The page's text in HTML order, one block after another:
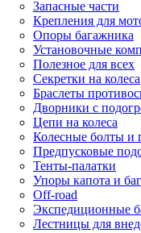
Запасные части
Крепления для
Опоры багажника
Установочные
Полезное для всех
Секретки на колеса
Браслеты
Дворники с
Цепи на колеса
Колесные болты и
Предпусковые
Тенты-палатки
Упоры капота и
Off-road
Экспедиционные
Лестницы для